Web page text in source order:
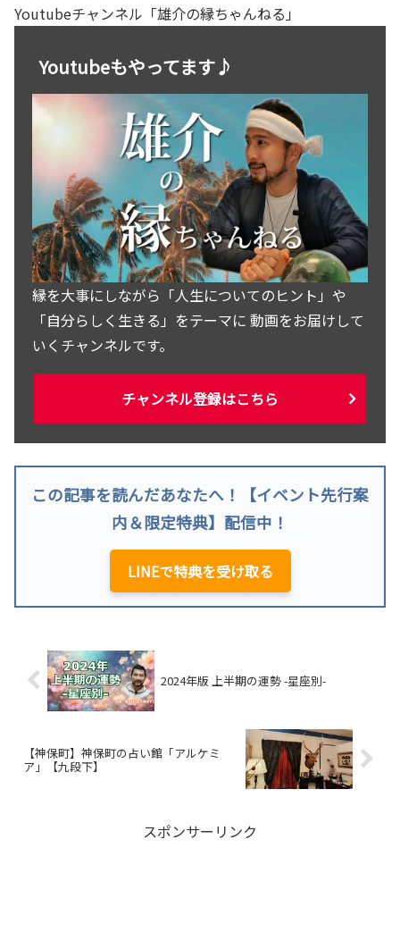
Youtubeチャンネル「雄介の縁ちゃんねる」
Youtubeもやってます♪
縁を大事にしながら「人生についてのヒント」や
「自分らしく生きる」をテーマに 動画をお届けして
いくチャンネルです。
チャンネル登録はこちら
この記事を読んだあなたへ！【イベント先行案
内＆限定特典】配信中！
LINEで特典を受け取る
2024年版 上半期の運勢 -星座別-
【神保町】神保町の占い館「アルケミ
ア」【九段下】
スポンサーリンク